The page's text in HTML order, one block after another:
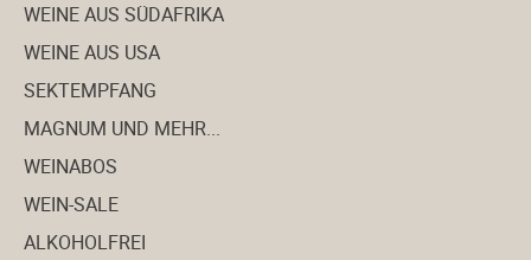
WEINE AUS SÜDAFRIKA
WEINE AUS USA
SEKTEMPFANG
MAGNUM UND MEHR...
WEINABOS
WEIN-SALE
ALKOHOLFREI